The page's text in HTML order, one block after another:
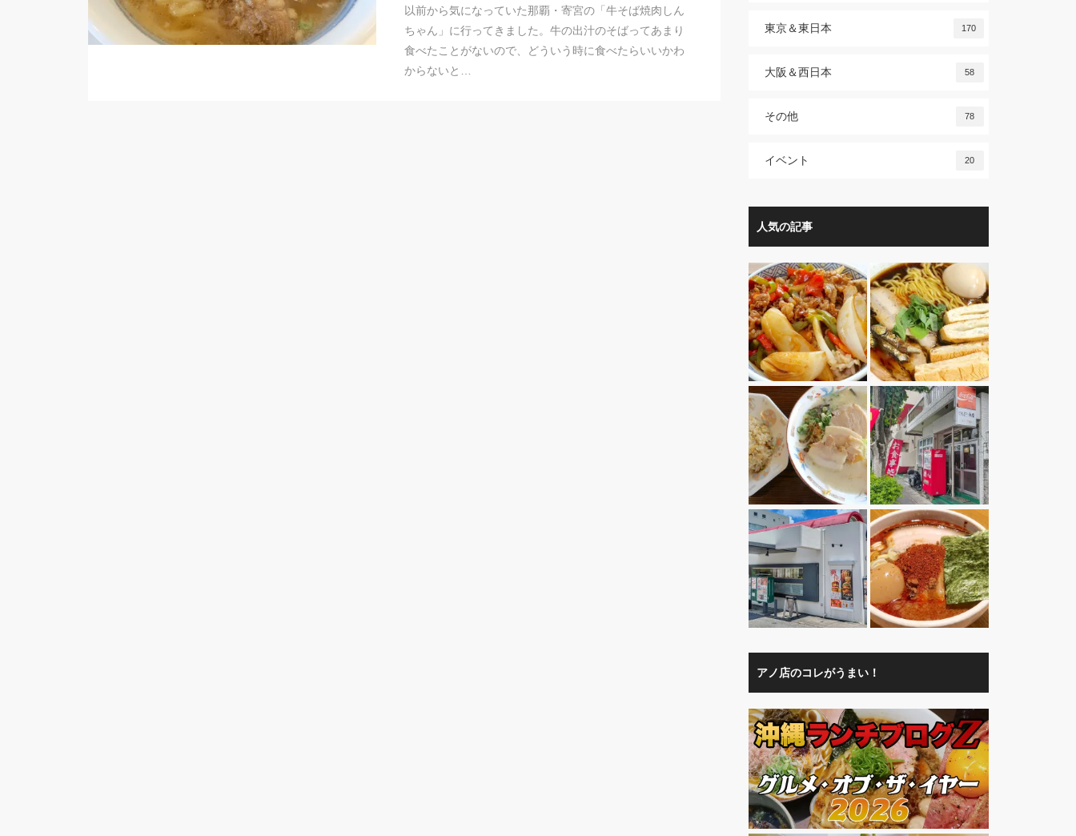
以前から気になっていた那覇・寄宮の「牛そば焼肉しん
ちゃん」に行ってきました。牛の出汁のそばってあまり
食べたことがないので、どういう時に食べたらいいかわ
からないと…
東京＆東日本 170
大阪＆西日本 58
その他 78
イベント 20
人気の記事
アノ店のコレがうまい！